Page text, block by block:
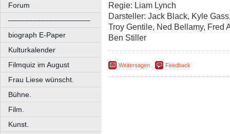
Forum
––––––––––––––––––––
biograph E-Paper
Kulturkalender
Filmquiz im August
Frau Liese wünscht.
Bühne.
Film.
Kunst.
Regie: Liam Lynch
Darsteller: Jack Black, Kyle
Troy Gentile, Ned Bellamy, Fred
Ben Stiller
Weitersagen Feedback